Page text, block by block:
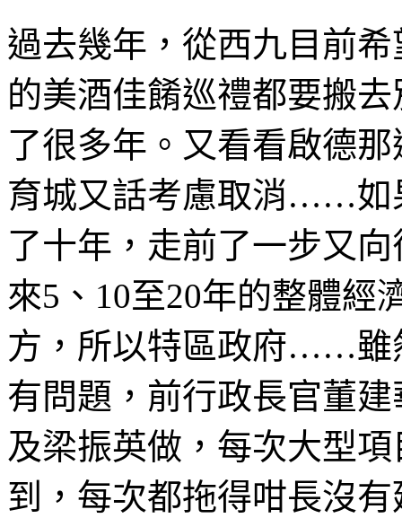
過去幾年，從西九目前
的美酒佳餚巡禮都要搬
了很多年。又看看啟德
育城又話考慮取消……如
了十年，走前了一步又
來5、10至20年的整體經
方，所以特區政府……雖
有問題，前行政長官董
及梁振英做，每次大型
到，每次都拖得咁長沒